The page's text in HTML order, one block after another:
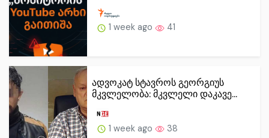
1 week ago 41
ადვოკატ სტავროს გეორგიუს
მკვლელობა: მკვლელი დაკავე...
1 week ago 38